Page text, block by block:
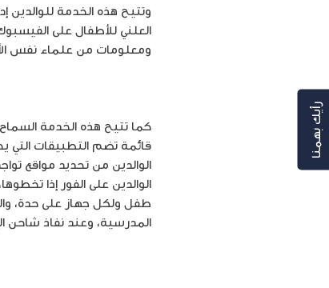
وتتيح هذه الخدمة
العلني للأطفال على
ومعلومات من علماء نفس
كما تتيح هذه الخدمة
الوالدين من تحديد مواقع
الوالدين على الفور إذا
طفل ولكل جهاز على حدة،
المدرسية، وعند نفاذ شاحن
رأيك بهمنا